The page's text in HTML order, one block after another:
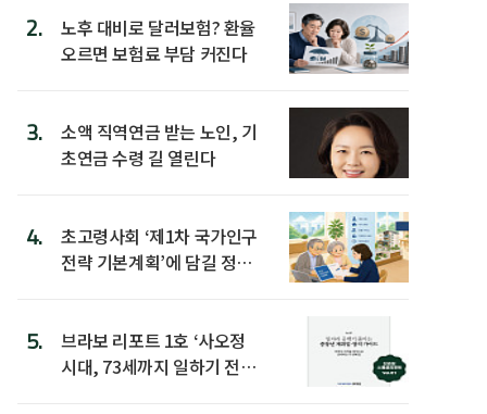
2.
노후 대비로 달러보험? 환율
오르면 보험료 부담 커진다
3.
소액 직역연금 받는 노인, 기
초연금 수령 길 열린다
4.
초고령사회 ‘제1차 국가인구
전략 기본계획’에 담길 정책
5.
브라보 리포트 1호 ‘사오정
시대, 73세까지 일하기 전략’